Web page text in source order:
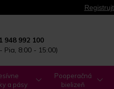
948 992 100
Pia, 8:00 - 15:00)
a pásy
Pooperačná
bielizeň